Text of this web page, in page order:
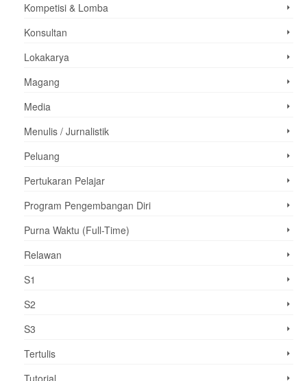
Kompetisi & Lomba
Konsultan
Lokakarya
Magang
Media
Menulis / Jurnalistik
Peluang
Pertukaran Pelajar
Program Pengembangan Diri
Purna Waktu (Full-Time)
Relawan
S1
S2
S3
Tertulis
Tutorial